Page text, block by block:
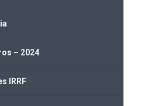
– 2024
IRRF